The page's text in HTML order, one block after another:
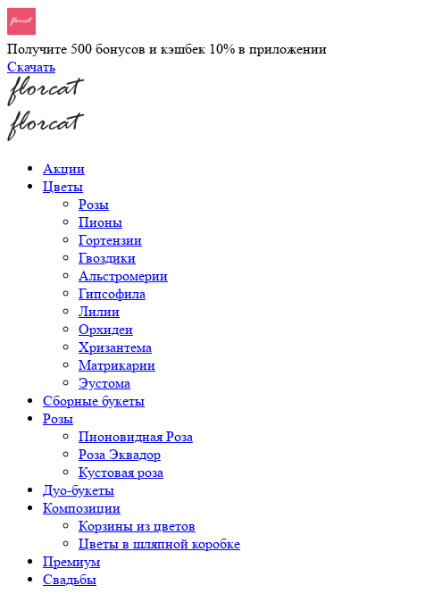
Получите 500 бонусов и кэшбек 10% в приложении
Скачать
Акции
Цветы
Розы
Пионы
Гортензии
Гвоздики
Альстромерии
Гипсофила
Лилии
Орхидеи
Хризантема
Матрикарии
Эустома
Сборные букеты
Розы
Пионовидная Роза
Роза Эквадор
Кустовая роза
Дуо-букеты
Композиции
Корзины из цветов
Цветы в шляпной коробке
Премиум
Свадьбы